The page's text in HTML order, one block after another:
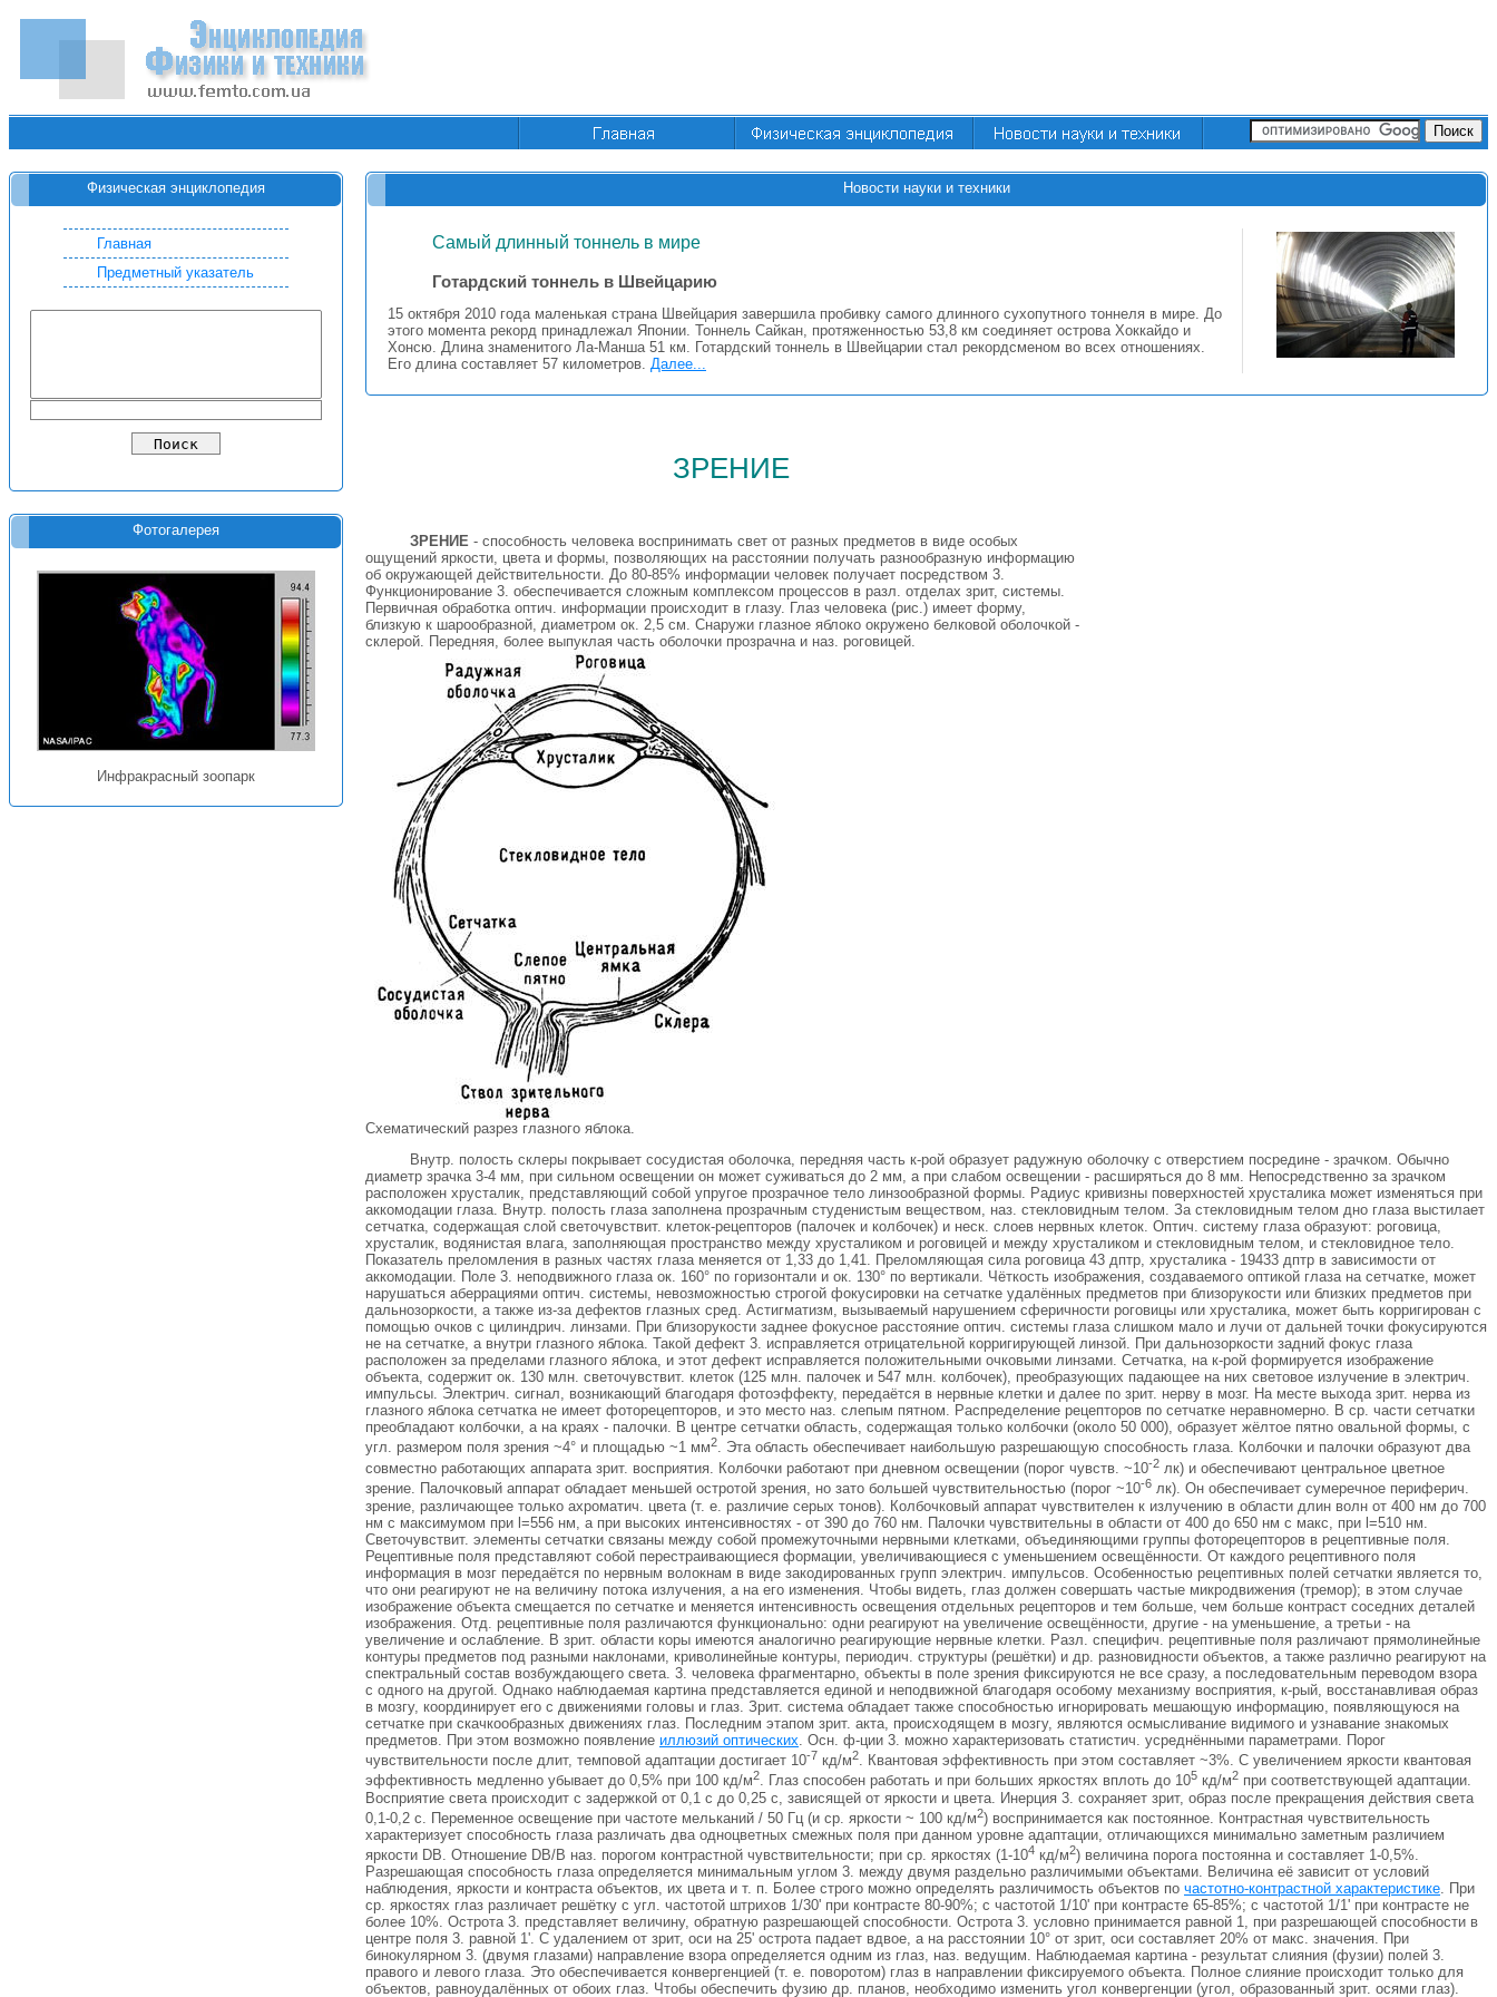
Физическая энциклопедия
Главная
Предметный указатель
Фотогалерея
Инфракрасный зоопарк
Новости науки и техники
Самый длинный тоннель в мире
Готардский тоннель в Швейцарию
15 октября 2010 года маленькая страна Швейцария завершила пробивку самого длинного сухопутного тоннеля в мире. До
этого момента рекорд принадлежал Японии. Тоннель Сайкан, протяженностью 53,8 км соединяет острова Хоккайдо и
Хонсю. Длина знаменитого Ла-Манша 51 км. Готардский тоннель в Швейцарии стал рекордсменом во всех отношениях.
Его длина составляет 57 километров. Далее...
зрение
ЗРЕНИЕ - способность человека воспринимать свет от разных предметов в виде особых
ощущений яркости, цвета и формы, позволяющих на расстоянии получать разнообразную информацию
об окружающей действительности. До 80-85% информации человек получает посредством 3.
Функционирование 3. обеспечивается сложным комплексом процессов в разл. отделах зрит, системы.
Первичная обработка оптич. информации происходит в глазу. Глаз человека (рис.) имеет форму,
близкую к шарообразной, диаметром ок. 2,5 см. Снаружи глазное яблоко окружено белковой оболочкой -
склерой. Передняя, более выпуклая часть оболочки прозрачна и наз. роговицей.
Схематический разрез глазного яблока.
Внутр. полость склеры покрывает сосудистая оболочка, передняя часть к-рой образует радужную оболочку с отверстием посредине - зрачком. Обычно
диаметр зрачка 3-4 мм, при сильном освещении он может суживаться до 2 мм, а при слабом освещении - расширяться до 8 мм. Непосредственно за зрачком
расположен хрусталик, представляющий собой упругое прозрачное тело линзообразной формы. Радиус кривизны поверхностей хрусталика может изменяться при
аккомодации глаза. Внутр. полость глаза заполнена прозрачным студенистым веществом, наз. стекловидным телом. За стекловидным телом дно глаза выстилает
сетчатка, содержащая слой светочувствит. клеток-рецепторов (палочек и колбочек) и неск. слоев нервных клеток. Оптич. систему глаза образуют: роговица,
хрусталик, водянистая влага, заполняющая пространство между хрусталиком и роговицей и между хрусталиком и стекловидным телом, и стекловидное тело.
Показатель преломления в разных частях глаза меняется от 1,33 до 1,41. Преломляющая сила роговица 43 дптр, хрусталика - 19433 дптр в зависимости от
аккомодации. Поле 3. неподвижного глаза ок. 160° по горизонтали и ок. 130° по вертикали. Чёткость изображения, создаваемого оптикой глаза на сетчатке, может
нарушаться аберрациями оптич. системы, невозможностью строгой фокусировки на сетчатке удалённых предметов при близорукости или близких предметов при
дальнозоркости, а также из-за дефектов глазных сред. Астигматизм, вызываемый нарушением сферичности роговицы или хрусталика, может быть корригирован с
помощью очков с цилиндрич. линзами. При близорукости заднее фокусное расстояние оптич. системы глаза слишком мало и лучи от дальней точки фокусируются
не на сетчатке, а внутри глазного яблока. Такой дефект 3. исправляется отрицательной корригирующей линзой. При дальнозоркости задний фокус глаза
расположен за пределами глазного яблока, и этот дефект исправляется положительными очковыми линзами. Сетчатка, на к-рой формируется изображение
объекта, содержит ок. 130 млн. светочувствит. клеток (125 млн. палочек и 547 млн. колбочек), преобразующих падающее на них световое излучение в электрич.
импульсы. Электрич. сигнал, возникающий благодаря фотоэффекту, передаётся в нервные клетки и далее по зрит. нерву в мозг. На месте выхода зрит. нерва из
глазного яблока сетчатка не имеет фоторецепторов, и это место наз. слепым пятном. Распределение рецепторов по сетчатке неравномерно. В ср. части сетчатки
преобладают колбочки, а на краях - палочки. В центре сетчатки область, содержащая только колбочки (около 50 000), образует жёлтое пятно овальной формы, с
угл. размером поля зрения ~4° и площадью ~1 мм2. Эта область обеспечивает наибольшую разрешающую способность глаза. Колбочки и палочки образуют два
совместно работающих аппарата зрит. восприятия. Колбочки работают при дневном освещении (порог чувств. ~10-2 лк) и обеспечивают центральное цветное
зрение. Палочковый аппарат обладает меньшей остротой зрения, но зато большей чувствительностью (порог ~10-6 лк). Он обеспечивает сумеречное периферич.
зрение, различающее только ахроматич. цвета (т. е. различие серых тонов). Колбочковый аппарат чувствителен к излучению в области длин волн от 400 нм до 700
нм с максимумом при l=556 нм, а при высоких интенсивностях - от 390 до 760 нм. Палочки чувствительны в области от 400 до 650 нм с макс, при l=510 нм.
Светочувствит. элементы сетчатки связаны между собой промежуточными нервными клетками, объединяющими группы фоторецепторов в рецептивные поля.
Рецептивные поля представляют собой перестраивающиеся формации, увеличивающиеся с уменьшением освещённости. От каждого рецептивного поля
информация в мозг передаётся по нервным волокнам в виде закодированных групп электрич. импульсов. Особенностью рецептивных полей сетчатки является то,
что они реагируют не на величину потока излучения, а на его изменения. Чтобы видеть, глаз должен совершать частые микродвижения (тремор); в этом случае
изображение объекта смещается по сетчатке и меняется интенсивность освещения отдельных рецепторов и тем больше, чем больше контраст соседних деталей
изображения. Отд. рецептивные поля различаются функционально: одни реагируют на увеличение освещённости, другие - на уменьшение, а третьи - на
увеличение и ослабление. В зрит. области коры имеются аналогично реагирующие нервные клетки. Разл. специфич. рецептивные поля различают прямолинейные
контуры предметов под разными наклонами, криволинейные контуры, периодич. структуры (решётки) и др. разновидности объектов, а также различно реагируют на
спектральный состав возбуждающего света. 3. человека фрагментарно, объекты в поле зрения фиксируются не все сразу, а последовательным переводом взора
с одного на другой. Однако наблюдаемая картина представляется единой и неподвижной благодаря особому механизму восприятия, к-рый, восстанавливая образ
в мозгу, координирует его с движениями головы и глаз. Зрит. система обладает также способностью игнорировать мешающую информацию, появляющуюся на
сетчатке при скачкообразных движениях глаз. Последним этапом зрит. акта, происходящем в мозгу, являются осмысливание видимого и узнавание знакомых
предметов. При этом возможно появление иллюзий оптических . Осн. ф-ции 3. можно характеризовать статистич. усреднёнными параметрами. Порог
чувствительности после длит, темповой адаптации достигает 10-7 кд/м2. Квантовая эффективность при этом составляет ~3%. С увеличением яркости квантовая
эффективность медленно убывает до 0,5% при 100 кд/м2. Глаз способен работать и при больших яркостях вплоть до 105 кд/м2 при соответствующей адаптации.
Восприятие света происходит с задержкой от 0,1 с до 0,25 с, зависящей от яркости и цвета. Инерция 3. сохраняет зрит, образ после прекращения действия света
0,1-0,2 с. Переменное освещение при частоте мельканий / 50 Гц (и ср. яркости ~ 100 кд/м2) воспринимается как постоянное. Контрастная чувствительность
характеризует способность глаза различать два одноцветных смежных поля при данном уровне адаптации, отличающихся минимально заметным различием
яркости DВ. Отношение DB/B наз. порогом контрастной чувствительности; при ср. яркостях (1-104 кд/м2) величина порога постоянна и составляет 1-0,5%.
Разрешающая способность глаза определяется минимальным углом 3. между двумя раздельно различимыми объектами. Величина её зависит от условий
наблюдения, яркости и контраста объектов, их цвета и т. п. Более строго можно определять различимость объектов по частотно-контрастной характеристике. При
ср. яркостях глаз различает решётку с угл. частотой штрихов 1/30' при контрасте 80-90%; с частотой 1/10' при контрасте 65-85%; с частотой 1/1' при контрасте не
более 10%. Острота 3. представляет величину, обратную разрешающей способности. Острота 3. условно принимается равной 1, при разрешающей способности в
центре поля 3. равной 1'. С удалением от зрит, оси на 25' острота падает вдвое, а на расстоянии 10° от зрит, оси составляет 20% от макс. значения. При
бинокулярном 3. (двумя глазами) направление взора определяется одним из глаз, наз. ведущим. Наблюдаемая картина - результат слияния (фузии) полей 3.
правого и левого глаза. Это обеспечивается конвергенцией (т. е. поворотом) глаз в направлении фиксируемого объекта. Полное слияние происходит только для
объектов, равноудалённых от обоих глаз. Чтобы обеспечить фузию др. планов, необходимо изменить угол конвергенции (угол, образованный зрит. осями глаз).